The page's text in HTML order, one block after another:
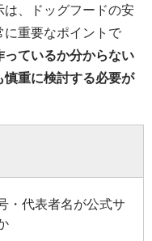
は、ドッグフードの安
に重要なポイントで
っているか分からない
慎重に検討する必要が
・代表者名が公式サ